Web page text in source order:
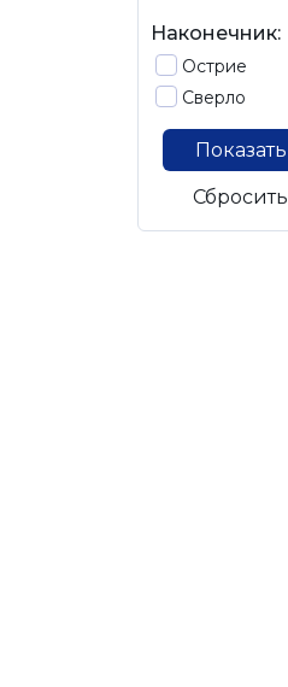
Наконечник:
Острие
Сверло
Показать
Сбросить